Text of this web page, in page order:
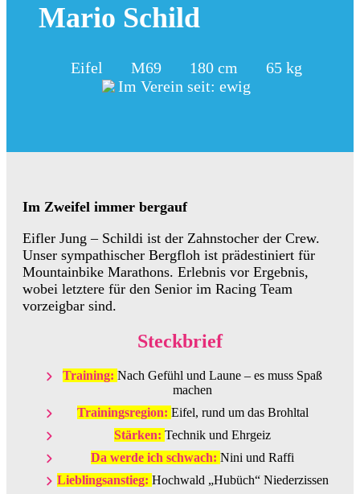
Mario Schild
Eifel M69 180 cm
65 kg
Im Verein seit: ewig
Im Zweifel immer bergauf
Eifler Jung – Schildi ist der Zahnstocher der Crew.
Unser sympathischer Bergfloh ist prädestiniert für
Mountainbike Marathons. Erlebnis vor Ergebnis,
wobei letztere für den Senior im Racing Team
vorzeigbar sind.
Steckbrief
Training:Nach Gefühl und Laune – es muss Spaß
machen
Trainingsregion: Eifel, rund um das Brohltal
Stärken:Technik und Ehrgeiz
Da werde ich schwach:Nini und Raffi
Lieblingsanstieg: Hochwald „Hubüch“ Niederzissen